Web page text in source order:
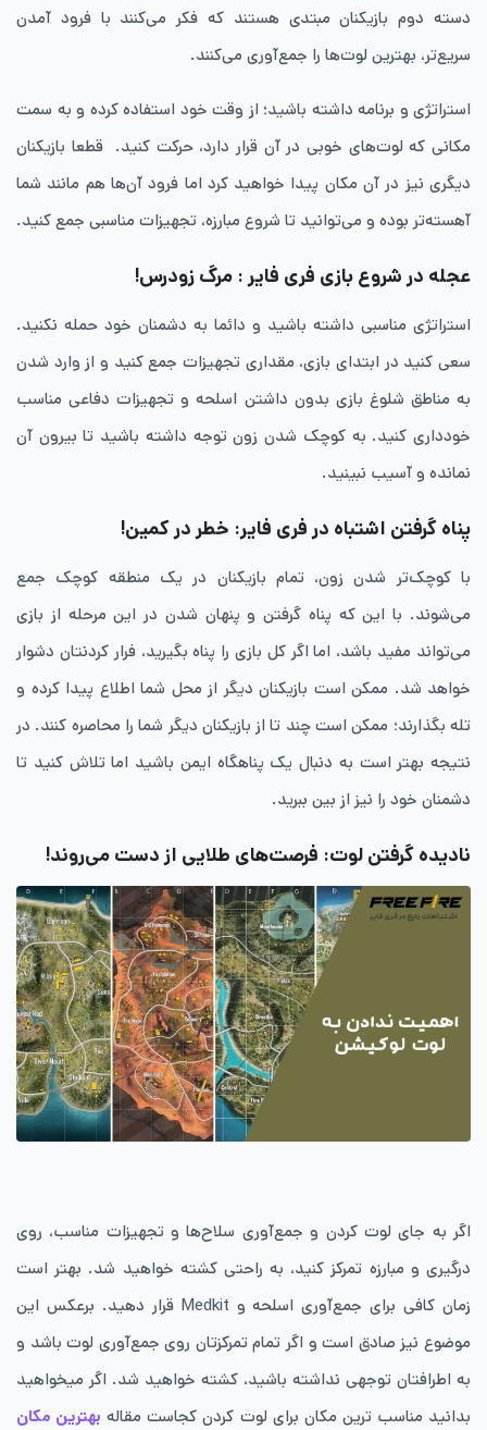
دسته دوم بازیکنان مبتدی هستند که فکر می‌کنند با فرود آمدن
سریع‌تر، بهترین لوت‌ها را جمع‌آوری می‌کنند.
استراتژی و برنامه داشته باشید؛ از وقت خود استفاده کرده و به سمت
مکانی که لوت‌های خوبی در آن قرار دارد، حرکت کنید. قطعا بازیکنان
دیگری نیز در آن مکان پیدا خواهید کرد اما فرود آن‌ها هم مانند شما
آهسته‌تر بوده و می‌توانید تا شروع مبارزه، تجهیزات مناسبی جمع کنید.
عجله در شروع بازی فری فایر : مرگ زودرس!
استراتژی مناسبی داشته باشید و دائما به دشمنان خود حمله نکنید.
سعی کنید در ابتدای بازی، مقداری تجهیزات جمع کنید و از وارد شدن
به مناطق شلوغ بازی بدون داشتن اسلحه و تجهیزات دفاعی مناسب
خودداری کنید. به کوچک شدن زون توجه داشته باشید تا بیرون آن
نمانده و آسیب نبینید.
پناه گرفتن اشتباه در فری فایر: خطر در کمین!
با کوچک‌تر شدن زون، تمام بازیکنان در یک منطقه کوچک جمع
می‌شوند. با این که پناه گرفتن و پنهان شدن در این مرحله از بازی
می‌تواند مفید باشد، اما اگر کل بازی را پناه بگیرید، فرار کردنتان دشوار
خواهد شد. ممکن است بازیکنان دیگر از محل شما اطلاع پیدا کرده و
تله بگذارند؛ ممکن است چند تا از بازیکنان دیگر شما را محاصره کنند. در
نتیجه بهتر است به دنبال یک پناهگاه ایمن باشید اما تلاش کنید تا
دشمنان خود را نیز از بین ببرید.
نادیده گرفتن لوت: فرصت‌های طلایی از دست می‌روند!
اگر به جای لوت کردن و جمع‌آوری سلاح‌ها و تجهیزات مناسب، روی
درگیری و مبارزه تمرکز کنید، به راحتی کشته خواهید شد. بهتر است
زمان کافی برای جمع‌آوری اسلحه و Medkit قرار دهید. برعکس این
موضوع نیز صادق است و اگر تمام تمرکزتان روی جمع‌آوری لوت باشد و
به اطرافتان توجهی نداشته باشید، کشته خواهید شد. اگر میخواهید
بدانید مناسب ترین مکان برای لوت کردن کجاست مقاله بهترین مکان